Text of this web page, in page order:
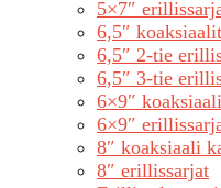
5×7″
6,5″ koaksiaalit
6,5″ 2-tie
6,5″ 3-tie
6×9″
6×9″
8″ koaksiaali
8″ erillissarjat